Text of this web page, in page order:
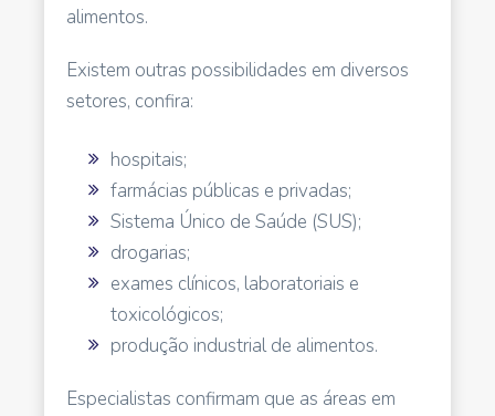
alimentos.
Existem outras possibilidades em diversos
setores, confira:
hospitais;
farmácias públicas e privadas;
Sistema Único de Saúde (SUS);
drogarias;
exames clínicos, laboratoriais e
toxicológicos;
produção industrial de alimentos.
Especialistas confirmam que as áreas em